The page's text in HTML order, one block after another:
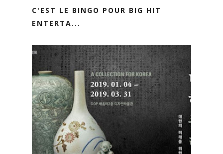
C'EST LE BINGO POUR BIG HIT
ENTERTA...